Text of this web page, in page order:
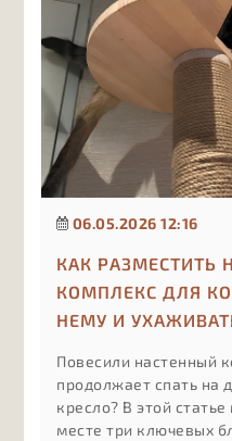
06.05.2026 12:16
КАК РАЗМЕСТИТЬ
КОМПЛЕКС ДЛЯ
НЕМУ И
Повесили настенный
продолжает спать на
кресло? В этой
месте три ключевых